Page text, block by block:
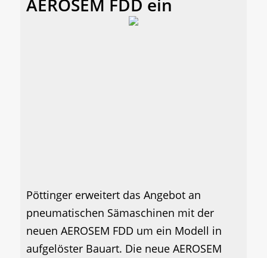
AEROSEM FDD ein
Pöttinger erweitert das Angebot an
pneumatischen Sämaschinen mit der
neuen AEROSEM FDD um ein Modell in
aufgelöster Bauart. Die neue AEROSEM